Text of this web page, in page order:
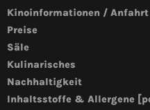
Kinoinformationen / Anfahrt
Preise
Säle
Kulinarisches
Nachhaltigkeit
Inhaltsstoffe & Allergene